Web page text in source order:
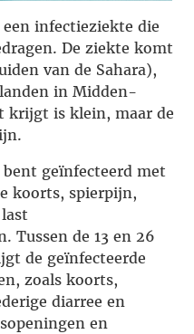
een infectieziekte die
De ziekte komt
van de Sahara),
in Midden-
krijgt is klein, maar de
geïnfecteerd met
koorts, spierpijn,
Tussen de 13 en 26
de geïnfecteerde
zoals koorts,
diarree en
en